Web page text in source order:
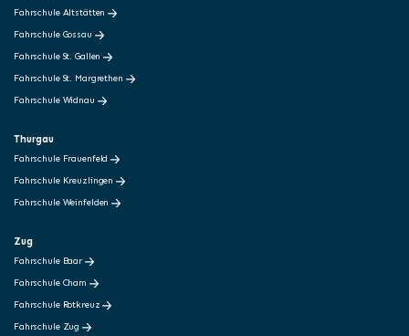
Fahrschule Altstätten
Fahrschule Gossau
Fahrschule St. Gallen
Fahrschule St. Margrethen
Fahrschule Widnau
Thurgau
Fahrschule Frauenfeld
Fahrschule Kreuzlingen
Fahrschule Weinfelden
Zug
Fahrschule Baar
Fahrschule Cham
Fahrschule Rotkreuz
Fahrschule Zug